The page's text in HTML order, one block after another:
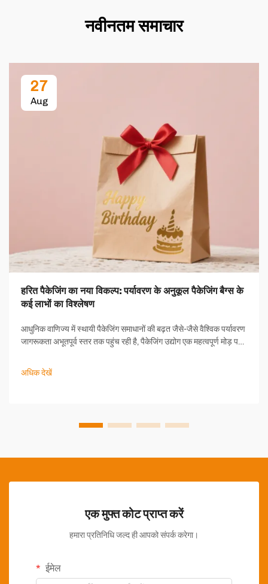
नवीनतम समाचार
27
Aug
हरित पैकेजिंग का नया विकल्प: पर्यावरण के अनुकूल पैकेजिंग बैग्स के
कई लाभों का विश्लेषण
आधुनिक वाणिज्य में स्थायी पैकेजिंग समाधानों की बढ़त जैसे-जैसे वैश्विक पर्यावरण
जागरूकता अभूतपूर्व स्तर तक पहुंच रही है, पैकेजिंग उद्योग एक महत्वपूर्ण मोड़ पर
अधिक देखें
एक मुफ्त कोट प्राप्त करें
हमारा प्रतिनिधि जल्द ही आपको संपर्क करेगा।
ईमेल